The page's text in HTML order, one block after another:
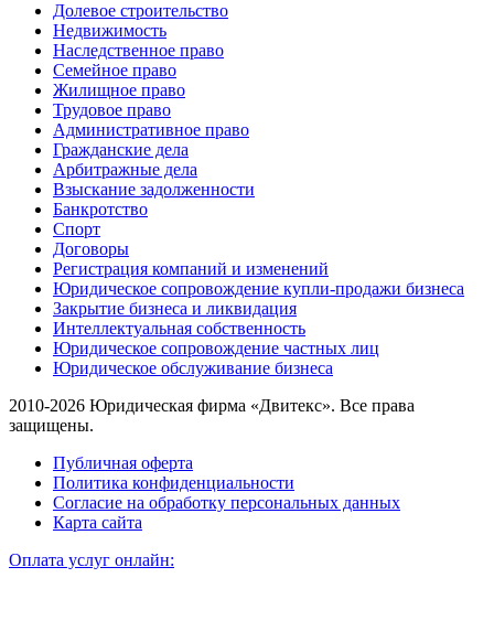
Долевое строительство
Недвижимость
Наследственное право
Семейное право
Жилищное право
Трудовое право
Административное право
Гражданские дела
Арбитражные дела
Взыскание задолженности
Банкротство
Спорт
Договоры
Регистрация компаний и изменений
Юридическое сопровождение купли-продажи бизнеса
Закрытие бизнеса и ликвидация
Интеллектуальная собственность
Юридическое сопровождение частных лиц
Юридическое обслуживание бизнеса
2010-2026 Юридическая фирма «Двитекс». Все права
защищены.
Публичная оферта
Политика конфиденциальности
Согласие на обработку персональных данных
Карта сайта
Оплата услуг онлайн: